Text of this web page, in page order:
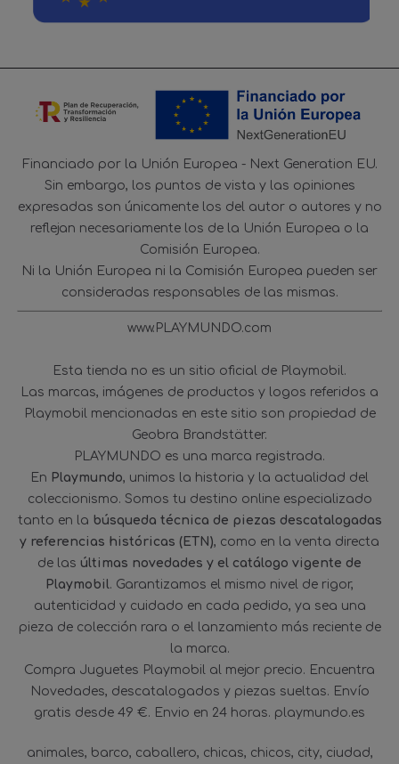
Financiado por la Unión Europea - Next Generation EU.
Sin embargo, los puntos de vista y las opiniones
expresadas son únicamente los del autor o autores y no
reflejan necesariamente los de la Unión Europea o la
Comisión Europea.
Ni la Unión Europea ni la Comisión Europea pueden ser
consideradas responsables de las mismas.
www.PLAYMUNDO.com
Esta tienda no es un sitio oficial de Playmobil.
Las marcas, imágenes de productos y logos referidos a
Playmobil mencionadas en este sitio son propiedad de
Geobra Brandstätter.
PLAYMUNDO es una marca registrada.
En Playmundo, unimos la historia y la actualidad del
coleccionismo. Somos tu destino online especializado
tanto en la búsqueda técnica de piezas descatalogadas
y referencias históricas (ETN), como en la venta directa
de las últimas novedades y el catálogo vigente de
Playmobil. Garantizamos el mismo nivel de rigor,
autenticidad y cuidado en cada pedido, ya sea una
pieza de colección rara o el lanzamiento más reciente de
la marca.
Compra Juguetes Playmobil al mejor precio. Encuentra
Novedades, descatalogados y piezas sueltas. Envío
gratis desde 49 €. Envio en 24 horas. playmundo.es
animales barco caballero chicas chicos city ciudad